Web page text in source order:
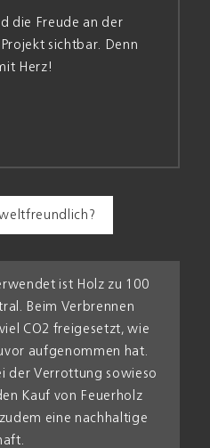
die Freude an der
sichtbar. Denn
Herz!
ist Holz zu 100
Beim Ver­brennen
CO2 frei­gesetzt, wie
auf­genommen hat.
der Ver­rottung sowieso
Kauf von Feuer­holz
eine nach­haltige